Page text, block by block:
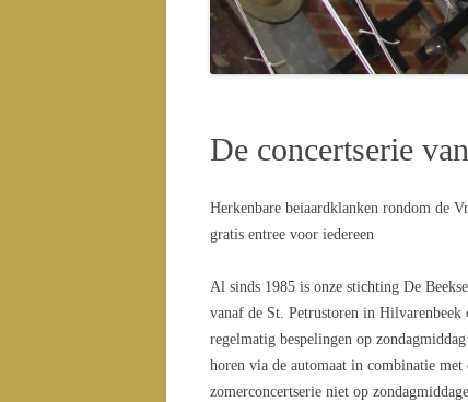
De concertserie
Herkenbare beiaardklanken rondom de
gratis entree voor iedereen
Al sinds 1985 is onze stichting De
vanaf de St. Petrustoren in
regelmatig bespelingen op
horen via de automaat in combinatie
zomerconcertserie niet op